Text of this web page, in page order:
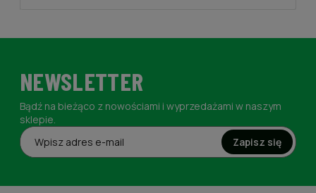
NEWSLETTER
Bądź na bieżąco z nowościami i wyprzedażami w naszym
sklepie.
Zapisz się